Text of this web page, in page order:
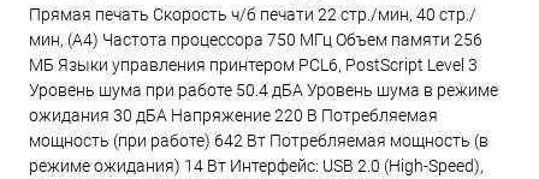
Прямая печать Скорость ч/б печати 22 стр./мин, 40 стр./
мин, (А4) Частота процессора 750 МГц Объем памяти 256
МБ Языки управления принтером PCL6, PostScript Level 3
Уровень шума при работе 50.4 дБА Уровень шума в режиме
ожидания 30 дБА Напряжение 220 В Потребляемая
мощность (при работе) 642 Вт Потребляемая мощность (в
режиме ожидания) 14 Вт Интерфейс: USB 2.0 (High-Speed),